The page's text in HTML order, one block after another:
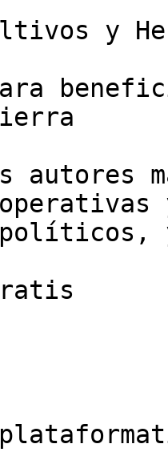
y
autores
políticos,